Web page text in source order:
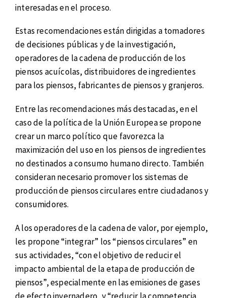
interesadas en el proceso.
Estas recomendaciones están dirigidas a tomadores
de decisiones públicas y de la investigación,
operadores de la cadena de producción de los
piensos acuícolas, distribuidores de ingredientes
para los piensos, fabricantes de piensos y granjeros.
Entre las recomendaciones más destacadas, en el
caso de la política de la Unión Europea se propone
crear un marco político que favorezca la
maximización del uso en los piensos de ingredientes
no destinados a consumo humano directo. También
consideran necesario promover los sistemas de
producción de piensos circulares entre ciudadanos y
consumidores.
A los operadores de la cadena de valor, por ejemplo,
les propone “integrar” los “piensos circulares” en
sus actividades, “con el objetivo de reducir el
impacto ambiental de la etapa de producción de
piensos”, especialmente en las emisiones de gases
de efecto invernadero, y “reducir la competencia